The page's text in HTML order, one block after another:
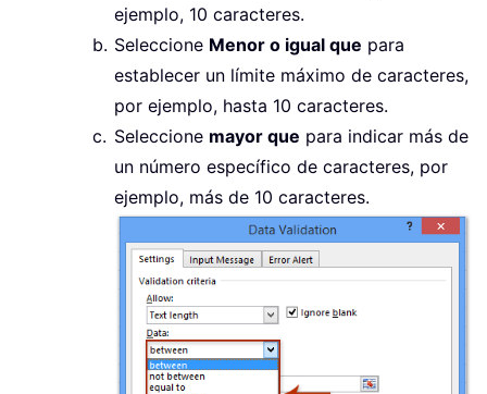
ejemplo, 10 caracteres.
Seleccione Menor o igual que para
establecer un límite máximo de caracteres,
por ejemplo, hasta 10 caracteres.
Seleccione mayor que para indicar más de
un número específico de caracteres, por
ejemplo, más de 10 caracteres.